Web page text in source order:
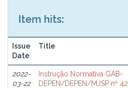
Item hits:
Issue
Date
Title
2022-
03-22
Instrução Normativa GAB-
DEPEN/DEPEN/MJSP nº 42,